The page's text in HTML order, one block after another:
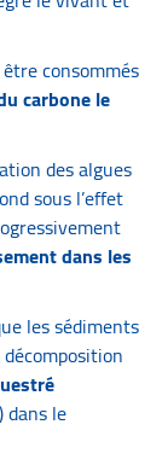
consommés
carbone le
des algues
sous l’effet
dans les
les sédiments
dans le